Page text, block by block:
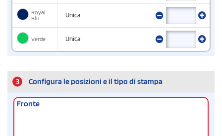
Royal
Blu
Unica
Verde Unica
3 Configura le posizioni e il tipo di stampa
Fronte